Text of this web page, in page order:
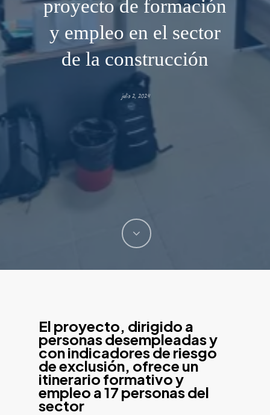
proyecto de formación
y empleo en el sector
de la construcción
julio 2, 2024
El proyecto, dirigido a
personas desempleadas y
con indicadores de riesgo
de exclusión, ofrece un
itinerario formativo y
empleo a 17 personas del
sector